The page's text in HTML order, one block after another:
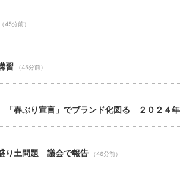
（45分前）
習 （45分前）
春ぶり宣言」でブランド化図る ２０２４
り土問題 議会で報告 （46分前）